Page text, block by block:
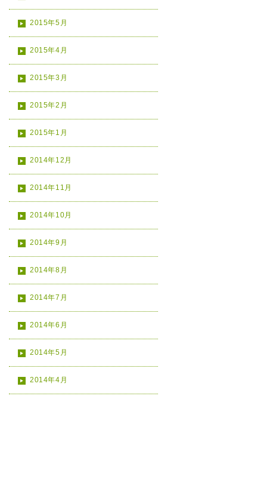
2015年5月
2015年4月
2015年3月
2015年2月
2015年1月
2014年12月
2014年11月
2014年10月
2014年9月
2014年8月
2014年7月
2014年6月
2014年5月
2014年4月